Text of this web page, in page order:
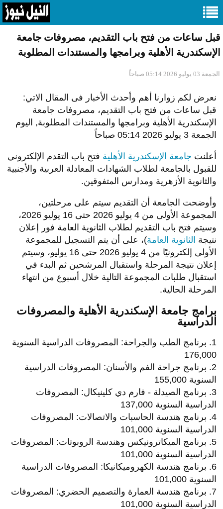
قبل ساعات من فتح باب التقديم، مصروفات جامعة
الإسكندرية الأهلية وبرامجها والمستندات المطلوبة
الجمعة 03 يوليو 2026 05:14 صباحاً
نعرض لكم زوارنا أهم وأحدث الأخبار فى المقال الاتي:
قبل ساعات من فتح باب التقديم، مصروفات جامعة
الإسكندرية الأهلية وبرامجها والمستندات المطلوبة, اليوم
الجمعة 3 يوليو 2026 05:14 صباحاً
أعلنت جامعة الإسكندرية الأهلية فتح باب التقدم الإلكتروني
للقبول بالجامعة لطلاب الشهادات المعادلة العربية والأجنبية
والثانوية الأزهرية ومدارس المتفوقين.
وأوضحت الجامعة أن التقديم سيتم على مرحلتين،
المجموعة الأولى من 4 يوليو 2026 حتى 16 يوليو 2026،
وسيتم فتح باب التقديم لطلاب الثانوية العامة فور إعلان
نتيجة الثانوية العامة)، على أن يتم التسجيل للمجموعة
الأولى إلكترونيًا من 4 يوليو 2026 حتى 16 يوليو، وسيتم
إعلان نتيجة المرحلة واستقبال المرشحين ثم البدء في
استقبال طلبات المجموعة التالية خلال أسبوع من انتهاء
المرحلة الحالية.
برامج جامعة الإسكندرية الأهلية والمصروفات
الدراسية
1. برنامج الطب والجراحة: المصروفات الدراسية السنوية
176,000
2. برنامج جراحة الفم والأسنان: المصروفات الدراسية
السنوية 155,000
3. برنامج الصيدلة - فارم دي كلينيكال: المصروفات
الدراسية السنوية 137,000
4. برنامج هندسة الحاسبات والاتصالات: المصروفات
الدراسية السنوية 101,000
5. برنامج الميكاترونيكس وهندسة الروبوتات: المصروفات
الدراسية السنوية 101,000
6. برنامج هندسة الكهروميكانيكا: المصروفات الدراسية
السنوية 101,000
7. برنامج هندسة العمارة والتصميم الحضري: المصروفات
الدراسية السنوية 101,000